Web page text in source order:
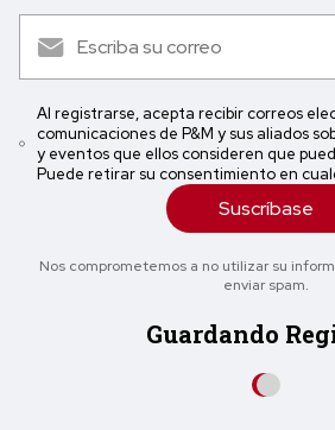
Al registrarse, acepta recibir correos
comunicaciones de P&M y sus aliados
y eventos que ellos consideren que
Puede retirar su consentimiento en
Suscríbase
Nos comprometemos a no utilizar su
enviar spam.
Guardando